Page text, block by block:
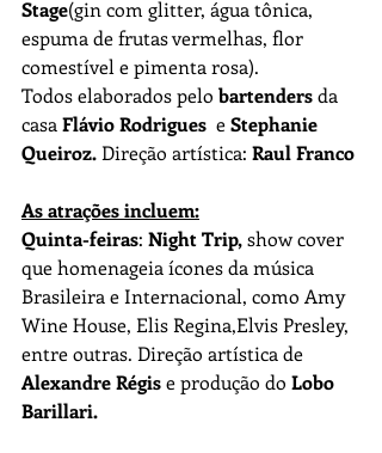
Stage(gin com glitter, água tônica,
espuma de frutas vermelhas, flor
comestível e pimenta rosa).
Todos elaborados pelo bartenders da
casa Flávio Rodrigues e Stephanie
Queiroz. Direção artística: Raul Franco
As atrações incluem:
Quinta-feiras: Night Trip, show cover
que homenageia ícones da música
Brasileira e Internacional, como Amy
Wine House, Elis Regina,Elvis Presley,
entre outras. Direção artística de
Alexandre Régis e produção do Lobo
Barillari.